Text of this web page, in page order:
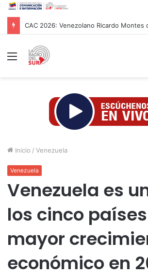
Menú
Inicio / Venezuela
Venezuela
Venezuela es
los cinco
mayor
económico en